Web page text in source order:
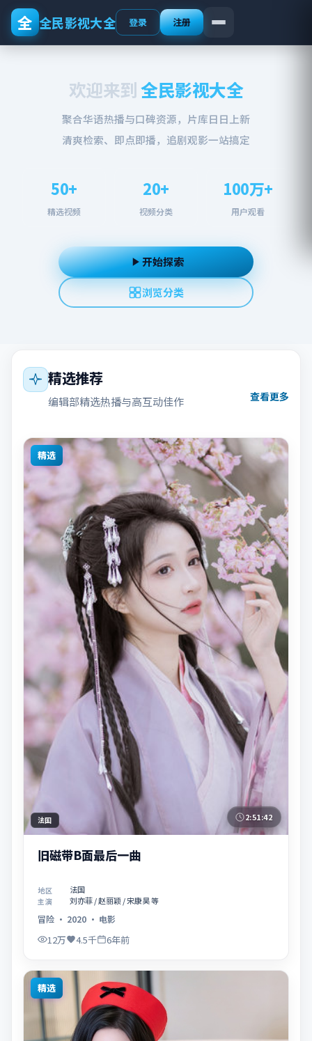
全 全民影视大全 登录 注册
欢迎来到全民影视大全
聚合华语热播与口碑资源，片库日日上新
清爽检索、即点即播，追剧观影一站搞定
50+
精选视频
20+
视频分类
100万+
用户观看
开始探索
浏览分类
精选推荐
编辑部精选热播与高互动佳作 查看更多
精选
法国 2:51:42
旧磁带B面最后一曲
地区 法国
主演 刘亦菲 / 赵丽颖 / 宋康昊 等
冒险 · 2020 · 电影
12万 4.5千 6年前
精选